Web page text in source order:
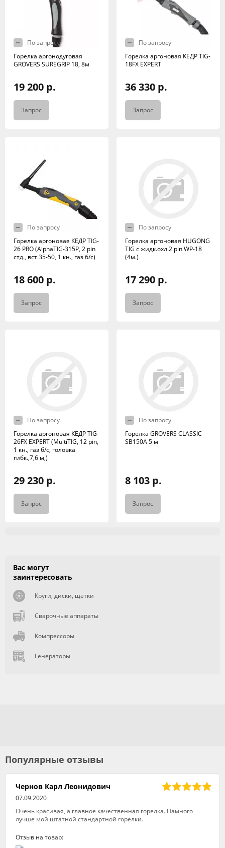
По запросу
Горелка аргонодуговая
GROVERS SUREGRIP 18, 8м
19 200 р.
Запрос
По запросу
Горелка аргоновая КЕДР TIG-
18FX EXPERT
36 330 р.
Запрос
По запросу
Горелка аргоновая КЕДР TIG-
26 PRO (AlphaTIG-315P, 2 pin
стд., вст.35-50, 1 кн., газ б/с)
18 600 р.
Запрос
По запросу
Горелка аргоновая HUGONG
TIG c жидк.охл.2 pin WP-18
(4м.)
17 290 р.
Запрос
По запросу
Горелка аргоновая КЕДР TIG-
26FX EXPERT (MultiTIG, 12 pin,
1 кн., газ б/с, головка
гибк.,7,6 м,)
29 230 р.
Запрос
По запросу
Горелка GROVERS CLASSIC
SB150А 5 м
8 103 р.
Запрос
Вас могут
заинтересовать
Круги, диски, щетки
Сварочные аппараты
Компрессоры
Генераторы
Популярные отзывы
Чернов Карл Леонидович
07.09.2020
Очень красивая, а главное качественная горелка. Намного
лучше мой штатной стандартной горелки.
Отзыв на товар: